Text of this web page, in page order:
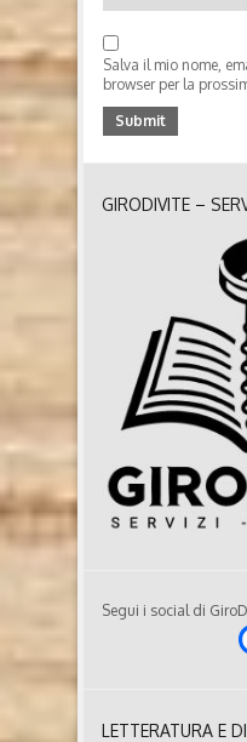
Salva il mio nome,
browser per la
GIRODIVITE –
Segui i social di
LETTERATURA E